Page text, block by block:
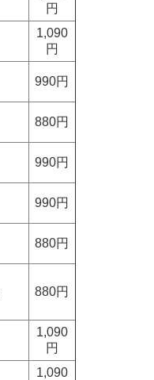
円
1,090
円
990円
880円
990円
990円
880円
880円
1,090
円
1,090